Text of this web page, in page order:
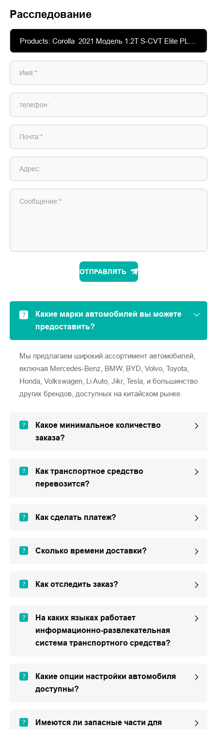
Расследование
Имя:*
телефон:
Почта:*
Адрес:
Сообщение:*
ОТПРАВЛЯТЬ
Какие марки автомобилей вы можете
предоставить?
Мы предлагаем широкий ассортимент автомобилей,
включая Mercedes-Benz, BMW, BYD, Volvo, Toyota,
Honda, Volkswagen, Li Auto, Jikr, Tesla, и большинство
других брендов, доступных на китайском рынке.
Какое минимальное количество
заказа?
Как транспортное средство
перевозится?
Как сделать платеж?
Сколько времени доставки?
Как отследить заказ?
На каких языках работает
информационно-развлекательная
система транспортного средства?
Какие опции настройки автомобиля
доступны?
Имеются ли запасные части для